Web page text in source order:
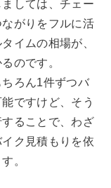
しては、チェー
がりをフルに活
イムの相場が、
のです。
ろん1件ずつバ
ですけど、そう
ることで、わざ
ク見積もりを依
。